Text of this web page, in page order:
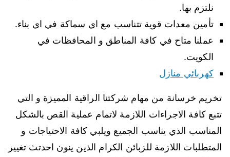
نلتزم بها.
تأمين معدات قوية تتناسب مع اي سماكة في اي بناء.
عملنا متاح في كافة المناطق و المحافظات في
الكويت.
كهربائي منازل
تخريم خرسانة من مهام شركتنا الراقية المميزة و التي
تتبع كافة الاجراءات اللازمة لاتمام عملية القص بالشكل
المناسب الذي يناسب الجميع ويلبي كافة الاحتياجات و
المتطلبات اللازمة للزبائن الكرام الذين ينون احدتث تغيير